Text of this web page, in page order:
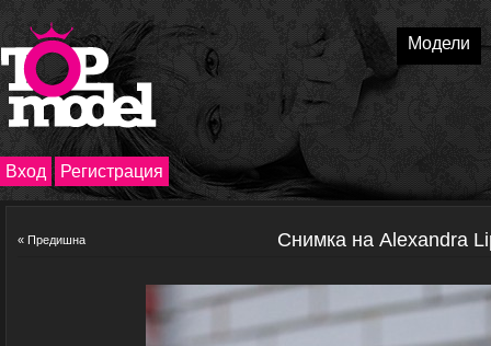
Модели
Вход Регистрация
« Предишна Снимка на Alexandra